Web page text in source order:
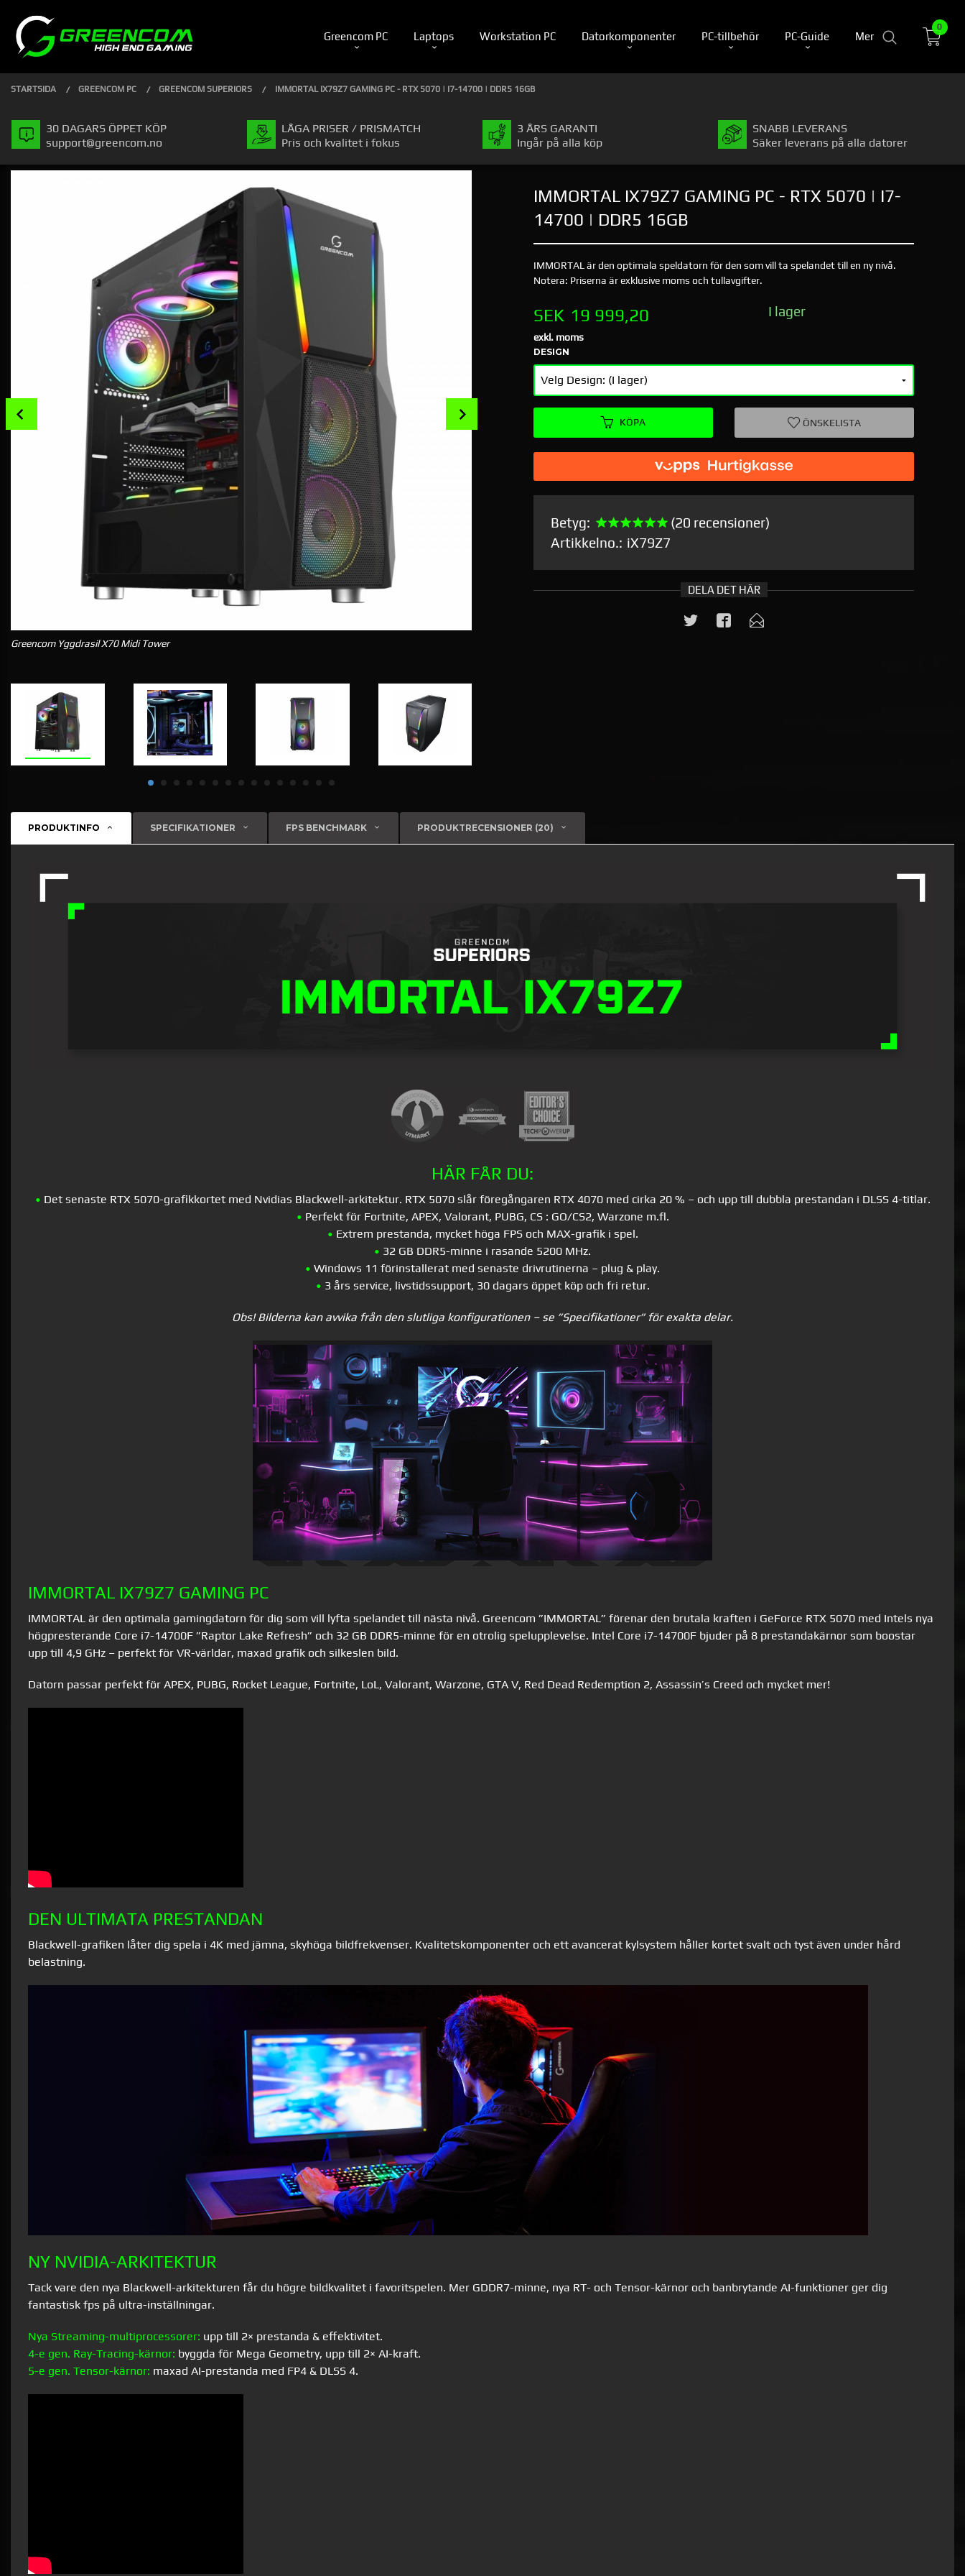
innehåll
PRODUKTER
Greencom PC Laptops Workstation PC Datorkomponenter PC-tillbehör PC-Guide Mer
Stäng
0
STARTSIDA GREENCOM PC GREENCOM SUPERIORS IMMORTAL IX79Z7 GAMING PC - RTX 5070 | I7-14700 | DDR5 16GB
30 DAGARS ÖPPET KÖP
support@greencom.no
LÅGA PRISER / PRISMATCH
Pris och kvalitet i fokus
3 ÅRS GARANTI
Ingår på alla köp
SNABB LEVERANS
Säker leverans på alla datorer
Greencom Yggdrasil X70 Midi Tower
IMMORTAL IX79Z7 GAMING PC - RTX 5070 | I7-
14700 | DDR5 16GB
IMMORTAL är den optimala speldatorn för den som vill ta spelandet till en ny nivå.
Notera: Priserna är exklusive moms och tullavgifter.
Pris
SEK 19 999,20
exkl. moms
I lager
DESIGN
KÖPA ÖNSKELISTA
Betyg:
(20 recensioner)
Artikkelno.: iX79Z7
DELA DET HÄR
PRODUKTINFO SPECIFIKATIONER FPS BENCHMARK PRODUKTRECENSIONER (20)
HÄR FÅR DU:
• Det senaste RTX 5070-grafikkortet med Nvidias Blackwell-arkitektur. RTX 5070 slår föregångaren RTX 4070 med cirka 20 % – och upp till dubbla prestandan i DLSS 4-titlar.
• Perfekt för Fortnite, APEX, Valorant, PUBG, CS : GO/CS2, Warzone m.fl.
• Extrem prestanda, mycket höga FPS och MAX-grafik i spel.
• 32 GB DDR5-minne i rasande 5200 MHz.
• Windows 11 förinstallerat med senaste drivrutinerna – plug & play.
• 3 års service, livstidssupport, 30 dagars öppet köp och fri retur.
Obs! Bilderna kan avvika från den slutliga konfigurationen – se ”Specifikationer” för exakta delar.
IMMORTAL IX79Z7 GAMING PC
IMMORTAL är den optimala gamingdatorn för dig som vill lyfta spelandet till nästa nivå. Greencom ”IMMORTAL” förenar den brutala kraften i GeForce RTX 5070 med Intels nya
högpresterande Core i7-14700F ”Raptor Lake Refresh” och 32 GB DDR5-minne för en otrolig spelupplevelse. Intel Core i7-14700F bjuder på 8 prestandakärnor som boostar
upp till 4,9 GHz – perfekt för VR-världar, maxad grafik och silkeslen bild.
Datorn passar perfekt för APEX, PUBG, Rocket League, Fortnite, LoL, Valorant, Warzone, GTA V, Red Dead Redemption 2, Assassin’s Creed och mycket mer!
DEN ULTIMATA PRESTANDAN
Blackwell-grafiken låter dig spela i 4K med jämna, skyhöga bildfrekvenser. Kvalitetskomponenter och ett avancerat kylsystem håller kortet svalt och tyst även under hård
belastning.
NY NVIDIA-ARKITEKTUR
Tack vare den nya Blackwell-arkitekturen får du högre bildkvalitet i favoritspelen. Mer GDDR7-minne, nya RT- och Tensor-kärnor och banbrytande AI-funktioner ger dig
fantastisk fps på ultra-inställningar.
Nya Streaming-multiprocessorer: upp till 2× prestanda & effektivitet.
4-e gen. Ray-Tracing-kärnor: byggda för Mega Geometry, upp till 2× AI-kraft.
5-e gen. Tensor-kärnor: maxad AI-prestanda med FP4 & DLSS 4.